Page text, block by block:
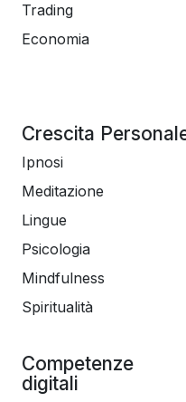
Trading
Economia
Crescita
Ipnosi
Meditazione
Lingue
Psicologia
Mindfulness
Spiritualità
Competenze
digitali